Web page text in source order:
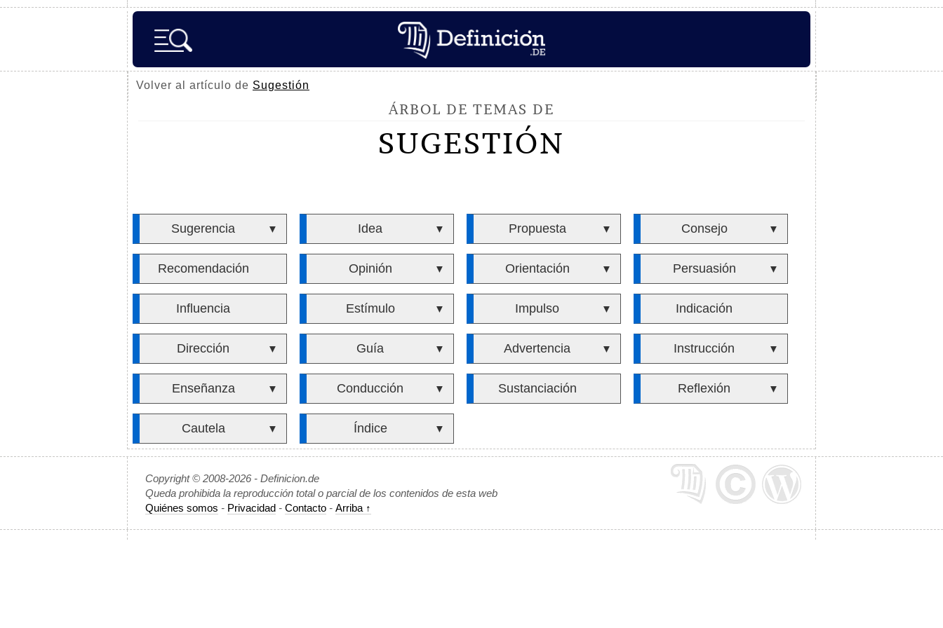
Volver al artículo de Sugestión
ÁRBOL DE TEMAS DE
SUGESTIÓN
Sugerencia ▼ Idea ▼ Propuesta ▼ Consejo ▼
Recomendación Opinión ▼ Orientación ▼ Persuasión ▼
Influencia Estímulo ▼ Impulso ▼ Indicación
Dirección ▼ Guía ▼ Advertencia ▼ Instrucción ▼
Enseñanza ▼ Conducción ▼ Sustanciación Reflexión ▼
Cautela ▼ Índice ▼
Copyright © 2008-2026 - Definicion.de
Queda prohibida la reproducción total o parcial de los contenidos de esta web
Quiénes somos - Privacidad - Contacto - Arriba ↑